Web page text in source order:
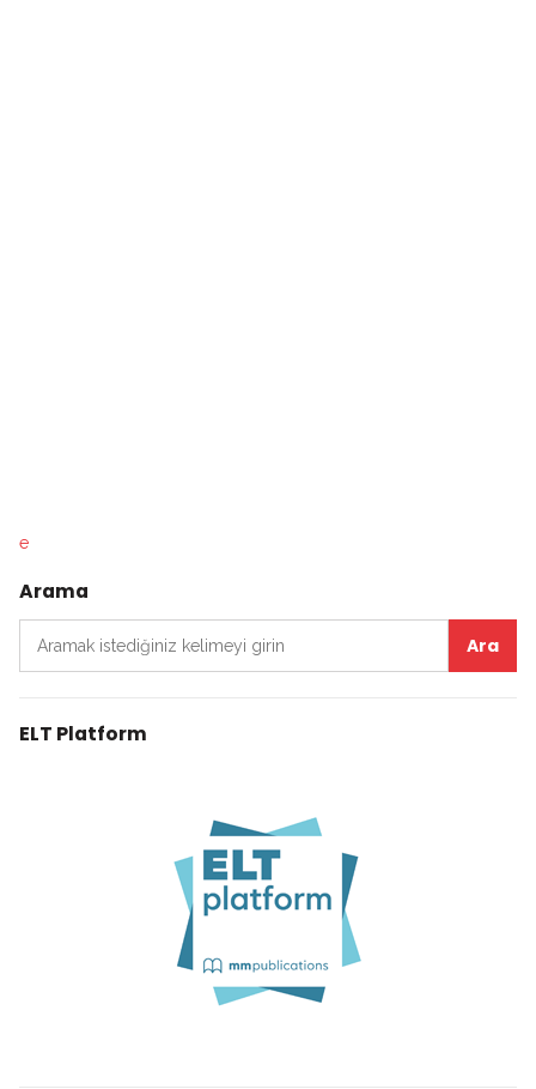
e
Arama
ELT Platform